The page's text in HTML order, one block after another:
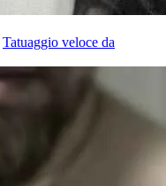
Tatuaggio veloce da